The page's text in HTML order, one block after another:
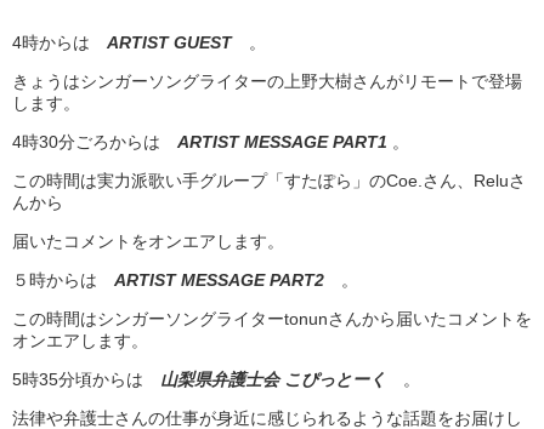
4時からは ARTIST GUEST。
きょうはシンガーソングライターの上野大樹さんがリモートで登場
します。
4時30分ごろからは ARTIST MESSAGE PART1 。
この時間は実力派歌い手グループ「すたぽら」のCoe.さん、Reluさ
んから
届いたコメントをオンエアします。
５時からは ARTIST MESSAGE PART2 。
この時間はシンガーソングライターtonunさんから届いたコメントを
オンエアします。
5時35分頃からは 山梨県弁護士会 こぴっとーく
。
法律や弁護士さんの仕事が身近に感じられるような話題をお届けし